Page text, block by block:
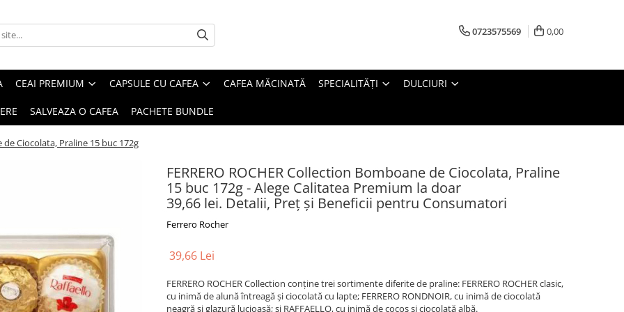
0723575569 0,00
CEAI PREMIUM CAPSULE CU CAFEA CAFEA MĂCINATĂ SPECIALITĂȚI DULCIURI
SALVEAZA O CAFEA PACHETE BUNDLE
de Ciocolata, Praline 15 buc 172g
FERRERO ROCHER Collection Bomboane de Ciocolata, Praline
15 buc 172g - Alege Calitatea Premium la doar
39,66 lei. Detalii, Preț și Beneficii pentru Consumatori
Ferrero Rocher
39,66 Lei
FERRERO ROCHER Collection conține trei sortimente diferite de praline: FERRERO ROCHER clasic,
cu inimă de alună întreagă și ciocolată cu lapte; FERRERO RONDNOIR, cu inimă de ciocolată
neagră și glazură lucioasă; și RAFFAELLO, cu inimă de cocos și ciocolată albă.